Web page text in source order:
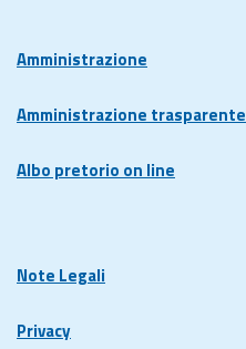
Amministrazione
Amministrazione trasparente
Albo pretorio on line
Note Legali
Privacy